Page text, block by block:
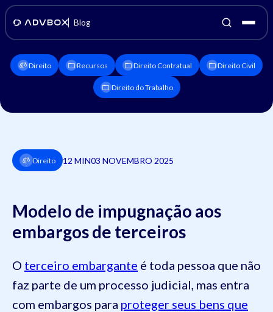
Blog
Direito Recursos Direito Contratual Direito Civil
Direito do Trabalho
Direito 12 MIN03 NOVEMBRO 2025
Modelo de impugnação aos
embargos de terceiros
O terceiro embargante é toda pessoa que não
faz parte de um processo judicial, mas entra
com embargos para proteger seus bens que